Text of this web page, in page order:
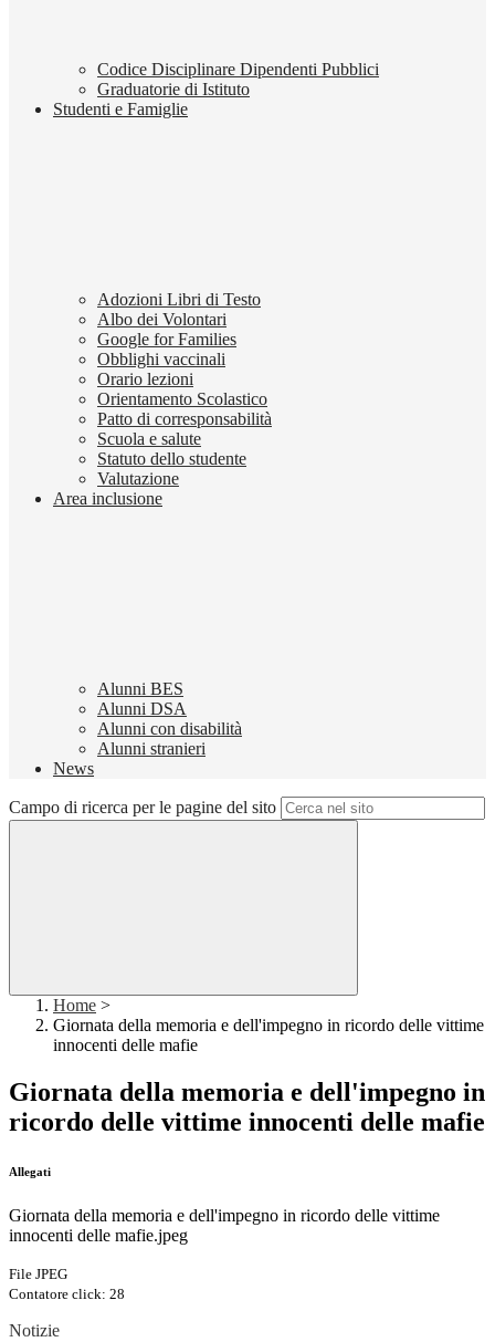
Codice Disciplinare Dipendenti Pubblici
Graduatorie di Istituto
Studenti e Famiglie
Adozioni Libri di Testo
Albo dei Volontari
Google for Families
Obblighi vaccinali
Orario lezioni
Orientamento Scolastico
Patto di corresponsabilità
Scuola e salute
Statuto dello studente
Valutazione
Area inclusione
Alunni BES
Alunni DSA
Alunni con disabilità
Alunni stranieri
News
Campo di ricerca per le pagine del sito
Home >
Giornata della memoria e dell'impegno in ricordo delle vittime
innocenti delle mafie
Giornata della memoria e dell'impegno in
ricordo delle vittime innocenti delle mafie
Allegati
Giornata della memoria e dell'impegno in ricordo delle vittime
innocenti delle mafie.jpeg
File JPEG
Contatore click: 28
Notizie